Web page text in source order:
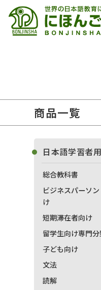
商品一覧
日本語学習者
総合教科書
ビジネスパーソ
け
短期滞在者向け
留学生向け専門
子ども向け
文法
読解